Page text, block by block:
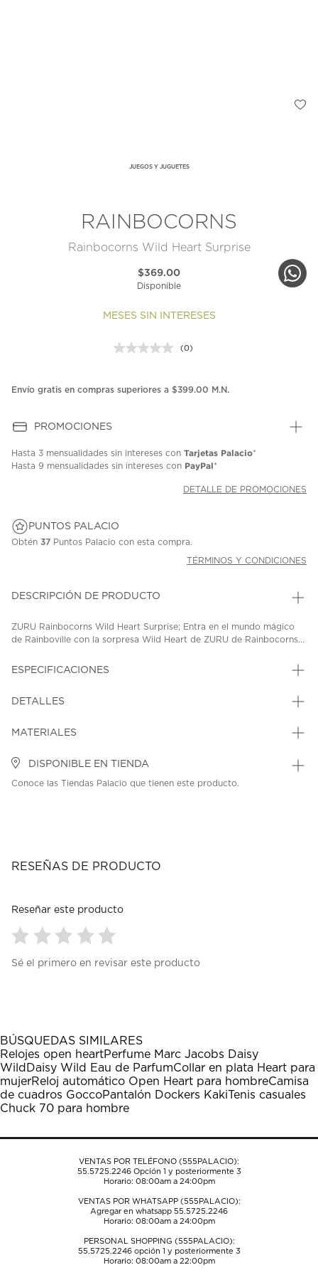
JUEGOS Y JUGUETES
RAINBOCORNS
Rainbocorns Wild Heart Surprise
$369.00
Disponible
MESES SIN INTERESES
Sin
en
(0)
Envío gratis en compras superiores a $399.00 M.N.
PROMOCIONES
Hasta 3 mensualidades sin intereses con Tarjetas Palacio*
Hasta 9 mensualidades sin intereses con PayPal*
DETALLE DE PROMOCIONES
PUNTOS PALACIO
Obtén 37 Puntos Palacio con esta compra.
TÉRMINOS Y CONDICIONES
DESCRIPCIÓN DE PRODUCTO
ZURU Rainbocorns Wild Heart Surprise; Entra en el mundo mágico
de Rainboville con la sorpresa Wild Heart de ZURU de Rainbocorns...
ESPECIFICACIONES
DETALLES
MATERIALES
DISPONIBLE EN TIENDA
Conoce las Tiendas Palacio que tienen este producto.
RESEÑAS DE PRODUCTO
Reseñar este producto
para
1
estrella
Esta
acción
abrirá
el
formulario
envío.
para
estrellas.
Esta
acción
abrirá
el
formulario
envío.
para
estrellas.
Esta
acción
abrirá
el
formulario
envío.
para
estrellas.
Esta
acción
abrirá
el
formulario
envío.
para
estrellas.
Esta
acción
abrirá
el
formulario
envío.
Sé el primero en revisar este producto
BÚSQUEDAS SIMILARES
Relojes open heartPerfume Marc Jacobs Daisy
Wild Daisy Wild Eau de ParfumCollar en plata Heart para
mujerReloj automático Open Heart para hombreCamisa
de cuadros GoccoPantalón Dockers KakiTenis casuales
Chuck 70 para hombre
VENTAS POR TELÉFONO (555PALACIO):
55.5725.2246Opción 1 y posteriormente 3
Horario: 08:00am a 24:00pm
VENTAS POR WHATSAPP (555PALACIO):
Agregar en whatsapp 55.5725.2246
Horario: 08:00am a 24:00pm
PERSONAL SHOPPING (555PALACIO):
55.5725.2246opción 1 y posteriormente 3
Horario: 08:00am a 22:00pm